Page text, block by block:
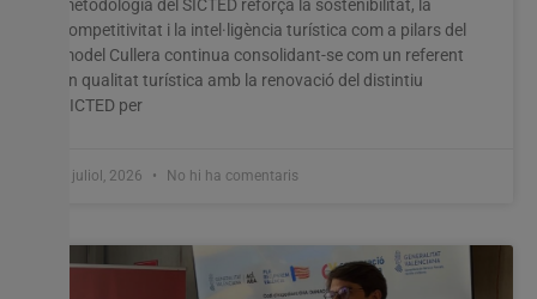
metodologia del SICTED reforça la sostenibilitat, la
competitivitat i la intel·ligència turística com a pilars del
model Cullera continua consolidant-se com un referent
en qualitat turística amb la renovació del distintiu
SICTED per
9 juliol, 2026 No hi ha comentaris